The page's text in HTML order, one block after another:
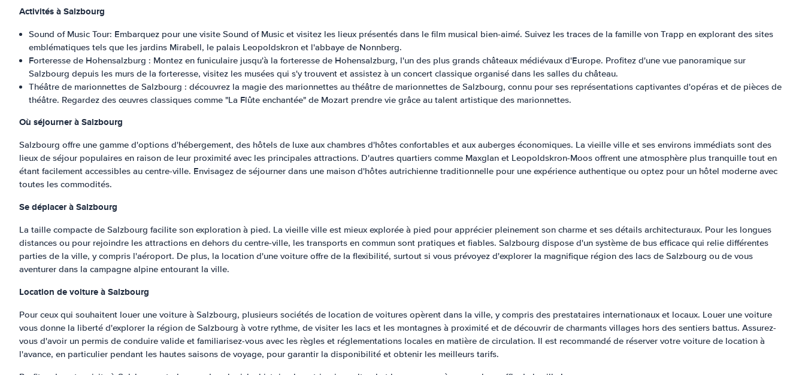
Activités à Salzbourg
Sound of Music Tour: Embarquez pour une visite Sound of Music et visitez les lieux présentés dans le film musical bien-aimé. Suivez les traces de la famille von Trapp en explorant des sites
emblématiques tels que les jardins Mirabell, le palais Leopoldskron et l'abbaye de Nonnberg.
Forteresse de Hohensalzburg : Montez en funiculaire jusqu'à la forteresse de Hohensalzburg, l'un des plus grands châteaux médiévaux d'Europe. Profitez d'une vue panoramique sur
Salzbourg depuis les murs de la forteresse, visitez les musées qui s'y trouvent et assistez à un concert classique organisé dans les salles du château.
Théâtre de marionnettes de Salzbourg : découvrez la magie des marionnettes au théâtre de marionnettes de Salzbourg, connu pour ses représentations captivantes d'opéras et de pièces de
théâtre. Regardez des œuvres classiques comme "La Flûte enchantée" de Mozart prendre vie grâce au talent artistique des marionnettes.
Où séjourner à Salzbourg
Salzbourg offre une gamme d'options d'hébergement, des hôtels de luxe aux chambres d'hôtes confortables et aux auberges économiques. La vieille ville et ses environs immédiats sont des
lieux de séjour populaires en raison de leur proximité avec les principales attractions. D'autres quartiers comme Maxglan et Leopoldskron-Moos offrent une atmosphère plus tranquille tout en
étant facilement accessibles au centre-ville. Envisagez de séjourner dans une maison d'hôtes autrichienne traditionnelle pour une expérience authentique ou optez pour un hôtel moderne avec
toutes les commodités.
Se déplacer à Salzbourg
La taille compacte de Salzbourg facilite son exploration à pied. La vieille ville est mieux explorée à pied pour apprécier pleinement son charme et ses détails architecturaux. Pour les longues
distances ou pour rejoindre les attractions en dehors du centre-ville, les transports en commun sont pratiques et fiables. Salzbourg dispose d'un système de bus efficace qui relie différentes
parties de la ville, y compris l'aéroport. De plus, la location d'une voiture offre de la flexibilité, surtout si vous prévoyez d'explorer la magnifique région des lacs de Salzbourg ou de vous
aventurer dans la campagne alpine entourant la ville.
Location de voiture à Salzbourg
Pour ceux qui souhaitent louer une voiture à Salzbourg, plusieurs sociétés de location de voitures opèrent dans la ville, y compris des prestataires internationaux et locaux. Louer une voiture
vous donne la liberté d'explorer la région de Salzbourg à votre rythme, de visiter les lacs et les montagnes à proximité et de découvrir de charmants villages hors des sentiers battus. Assurez-
vous d'avoir un permis de conduire valide et familiarisez-vous avec les règles et réglementations locales en matière de circulation. Il est recommandé de réserver votre voiture de location à
l'avance, en particulier pendant les hautes saisons de voyage, pour garantir la disponibilité et obtenir les meilleurs tarifs.